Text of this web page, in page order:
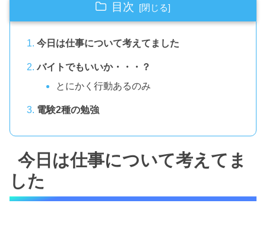
目次
今日は仕事について考えてました
バイトでもいいか・・・？
とにかく行動あるのみ
電験2種の勉強
今日は仕事について考えてま
した